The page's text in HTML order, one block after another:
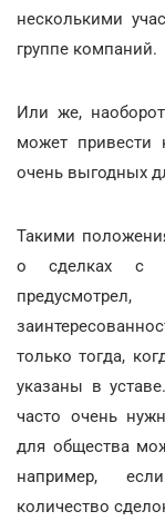
несколькими
группе компаний.
Или же,
может
очень выгодных
Такими
о сделках с
только тогда,
указаны в
часто очень
для общества
например,
количество